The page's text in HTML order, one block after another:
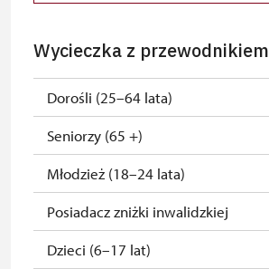
Wycieczka z przewodnikiem
Dorośli (25–64 lata)
Seniorzy (65 +)
Młodzież (18–24 lata)
Posiadacz zniżki inwalidzkiej
Dzieci (6–17 lat)